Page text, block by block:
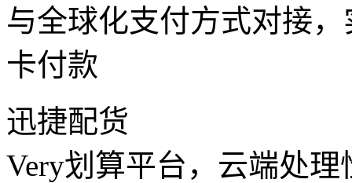
与全球化支付方式对接
卡付款
迅捷配货
Very划算平台，云端处